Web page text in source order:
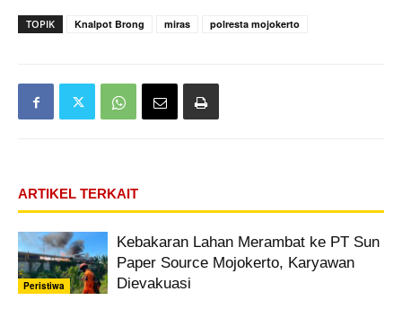
TOPIK Knalpot Brong miras polresta mojokerto
ARTIKEL TERKAIT
Peristiwa
Kebakaran Lahan Merambat ke PT Sun
Paper Source Mojokerto, Karyawan
Dievakuasi